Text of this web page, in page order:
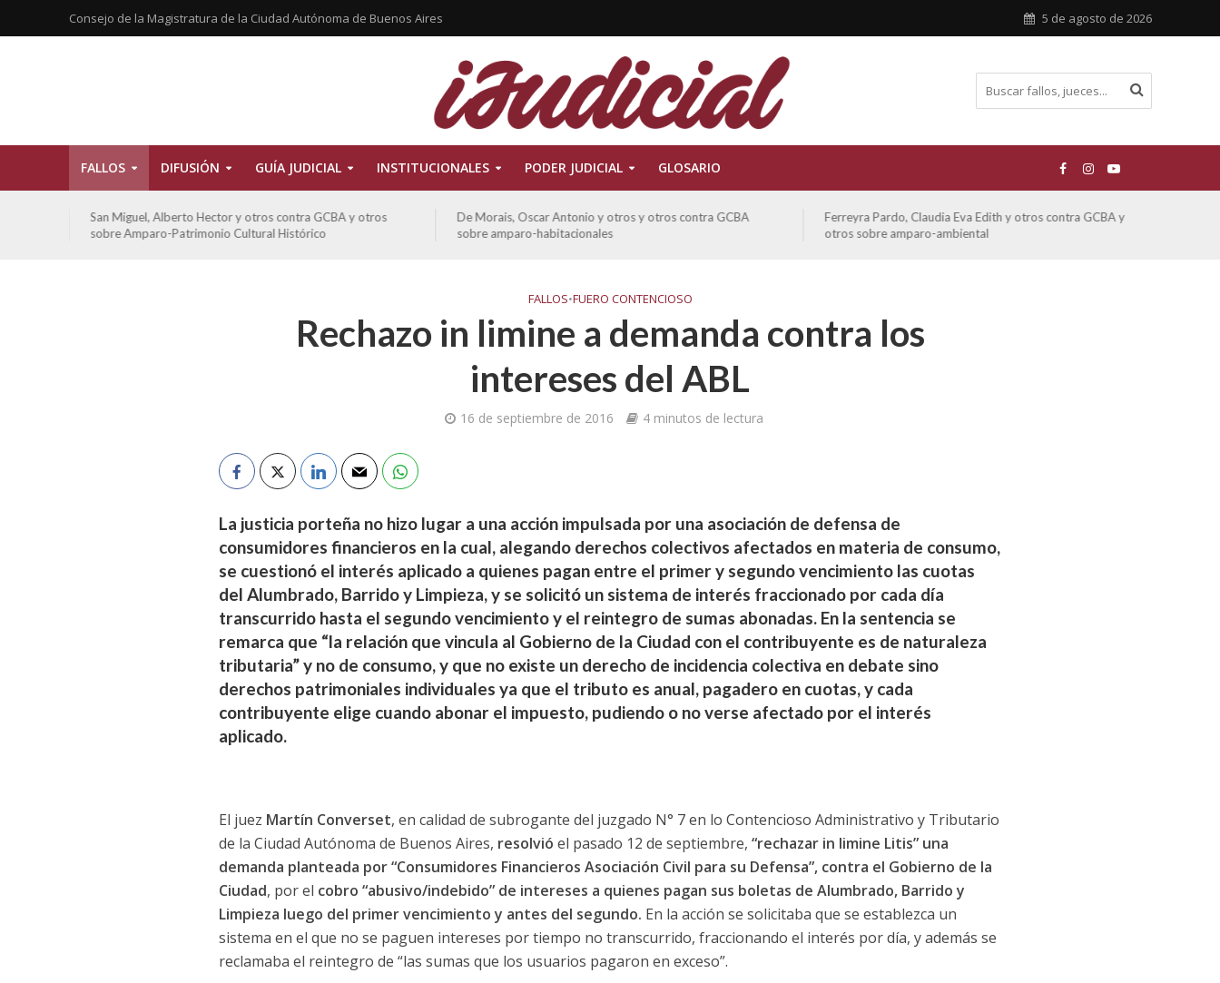
Consejo de la Magistratura de la Ciudad Autónoma de Buenos Aires 5 de agosto de 2026
FALLOS DIFUSIÓN GUÍA JUDICIAL INSTITUCIONALES PODER JUDICIAL GLOSARIO
San Miguel, Alberto Hector y otros contra GCBA y otros
sobre Amparo-Patrimonio Cultural Histórico
De Morais, Oscar Antonio y otros y otros contra GCBA
sobre amparo-habitacionales
Ferreyra Pardo, Claudia Eva Edith y otros contra GCBA y
otros sobre amparo-ambiental
FALLOS•FUERO CONTENCIOSO
Rechazo in limine a demanda contra los
intereses del ABL
16 de septiembre de 2016 4 minutos de lectura
La justicia porteña no hizo lugar a una acción impulsada por una asociación de defensa de
consumidores financieros en la cual, alegando derechos colectivos afectados en materia de consumo,
se cuestionó el interés aplicado a quienes pagan entre el primer y segundo vencimiento las cuotas
del Alumbrado, Barrido y Limpieza, y se solicitó un sistema de interés fraccionado por cada día
transcurrido hasta el segundo vencimiento y el reintegro de sumas abonadas. En la sentencia se
remarca que “la relación que vincula al Gobierno de la Ciudad con el contribuyente es de naturaleza
tributaria” y no de consumo, y que no existe un derecho de incidencia colectiva en debate sino
derechos patrimoniales individuales ya que el tributo es anual, pagadero en cuotas, y cada
contribuyente elige cuando abonar el impuesto, pudiendo o no verse afectado por el interés
aplicado.
El juez Martín Converset, en calidad de subrogante del juzgado N° 7 en lo Contencioso Administrativo y Tributario
de la Ciudad Autónoma de Buenos Aires, resolvió el pasado 12 de septiembre, “rechazar in limine Litis” una
demanda planteada por “Consumidores Financieros Asociación Civil para su Defensa”, contra el Gobierno de la
Ciudad, por el cobro “abusivo/indebido” de intereses a quienes pagan sus boletas de Alumbrado, Barrido y
Limpieza luego del primer vencimiento y antes del segundo. En la acción se solicitaba que se establezca un
sistema en el que no se paguen intereses por tiempo no transcurrido, fraccionando el interés por día, y además se
reclamaba el reintegro de “las sumas que los usuarios pagaron en exceso”.